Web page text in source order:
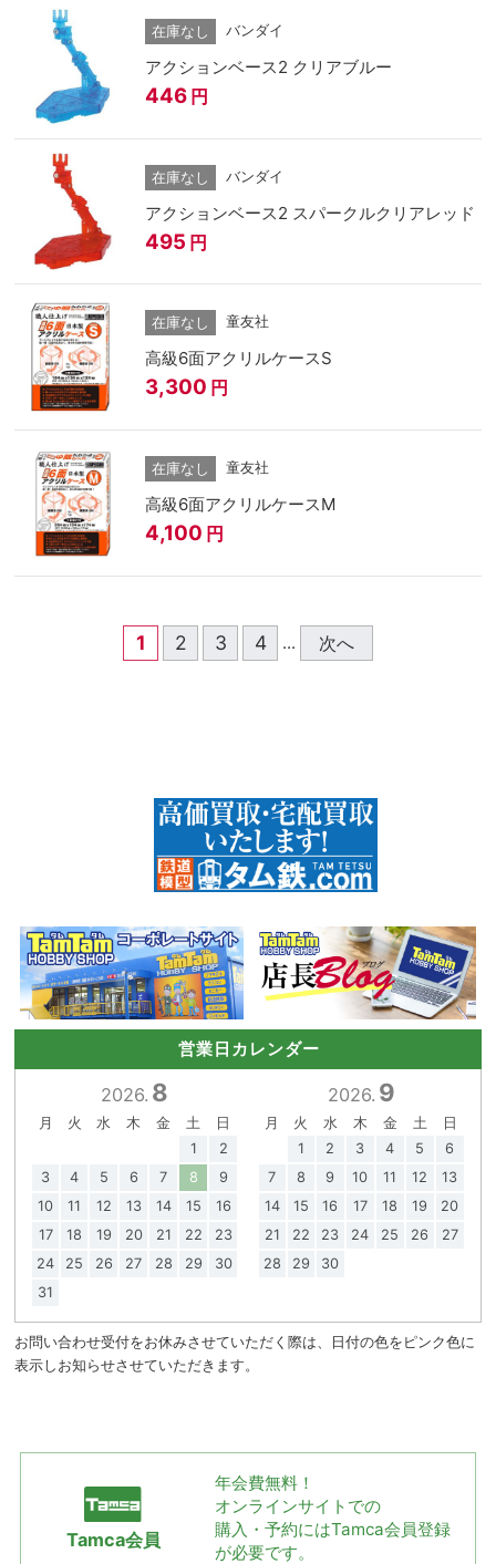
在庫なし バンダイ
アクションベース2 クリアブルー
446 円
在庫なし バンダイ
アクションベース2 スパークルクリアレッド
495 円
在庫なし 童友社
高級6面アクリルケースS
3,300 円
在庫なし 童友社
高級6面アクリルケースM
4,100 円
1 2 3 4 ... 次へ
営業日カレンダー
2026. 8
月 火 水 木 金 土
日
1
2
3
4 5 6 7 8
9
10
11 12 13 14 15
16
17
18 19 20 21 22
23
24
25 26 27 28 29
30
31
2026. 9
月 火 水 木 金 土
日
1
2 3 4 5
6
7
8 9 10 11 12
13
14
15 16 17 18 19
20
21
22 23 24 25 26
27
28
29 30
お問い合わせ受付をお休みさせていただく際は、日付の色をピンク色に
表示しお知らせさせていただきます。
Tamca会員
年会費無料！
オンラインサイトでの
購入・予約にはTamca会員登録
が必要です。